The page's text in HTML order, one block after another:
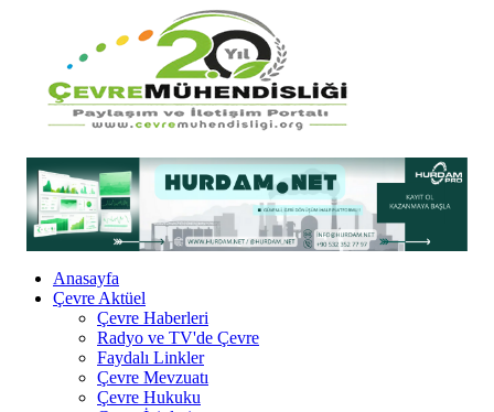
Anasayfa
Çevre Aktüel
Çevre Haberleri
Radyo ve TV'de Çevre
Faydalı Linkler
Çevre Mevzuatı
Çevre Hukuku